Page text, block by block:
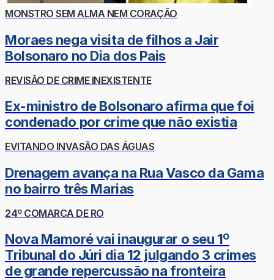
MONSTRO SEM ALMA NEM CORAÇÃO
Moraes nega visita de filhos a Jair
Bolsonaro no Dia dos Pais
REVISÃO DE CRIME INEXISTENTE
Ex-ministro de Bolsonaro afirma que foi
condenado por crime que não existia
EVITANDO INVASÃO DAS ÁGUAS
Drenagem avança na Rua Vasco da Gama
no bairro três Marias
24º COMARCA DE RO
Nova Mamoré vai inaugurar o seu 1º
Tribunal do Júri dia 12 julgando 3 crimes
de grande repercussão na fronteira